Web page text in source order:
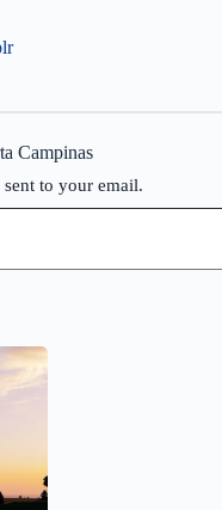
Campinas
sent to your email.